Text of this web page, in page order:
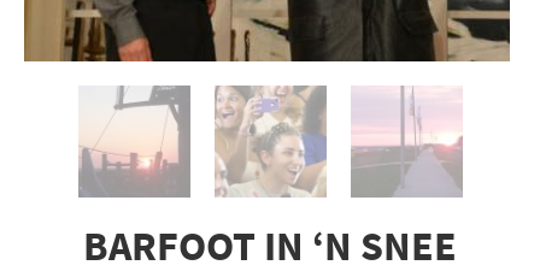
BARFOOT IN ‘N SNEE